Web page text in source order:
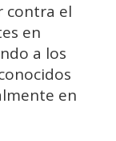
contra el
en
a los
en